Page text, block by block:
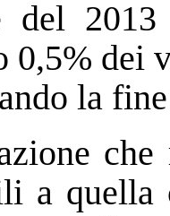
del
0,5% dei
la
a quella